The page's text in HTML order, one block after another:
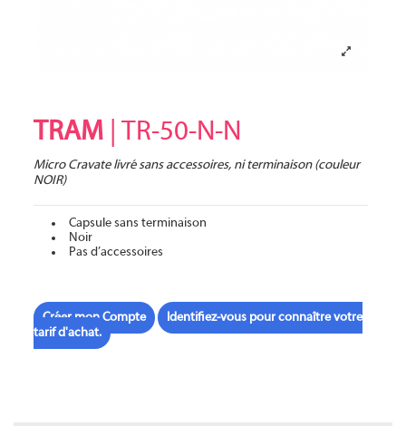
TRAM | TR-50-N-N
Micro Cravate livré sans accessoires, ni terminaison (couleur
NOIR)
Capsule sans terminaison
Noir
Pas d’accessoires
Créer mon Compte
Identifiez-vous pour connaître votre
tarif d'achat.